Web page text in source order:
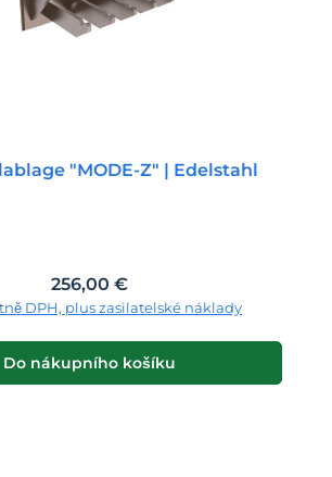
"MODE-Z" | Edelstahl
Běžná cena:
256,00 €
DPH, plus zasilatelské náklady
Do nákupního košíku